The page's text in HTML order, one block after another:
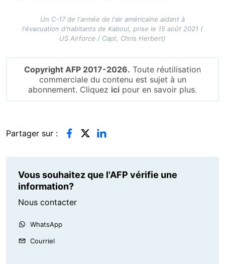
Un C-17 de l'armée de l'air américaine aidant à
l'évacuation d'habitants de Kaboul, prise le 15 août 2021 (
US Airforce / Capt. Chris Herbert)
Copyright AFP 2017-2026. Toute réutilisation
commerciale du contenu est sujet à un
abonnement. Cliquez ici pour en savoir plus.
Partager sur :
Vous souhaitez que l'AFP vérifie une
information?
Nous contacter
WhatsApp
Courriel